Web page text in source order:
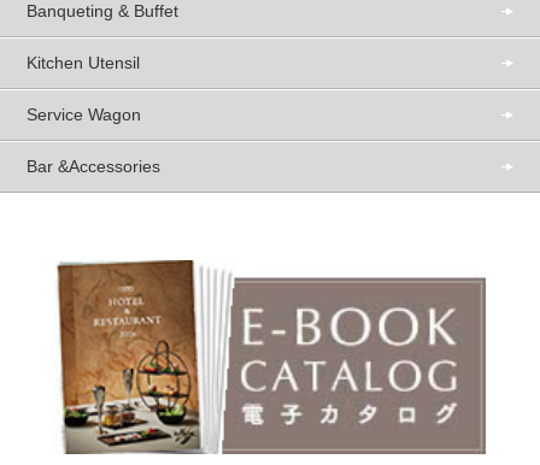
Banqueting & Buffet
Kitchen Utensil
Service Wagon
Bar &Accessories